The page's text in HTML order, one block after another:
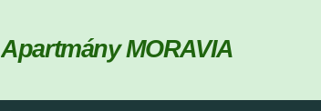
Apartmány MORAVIA